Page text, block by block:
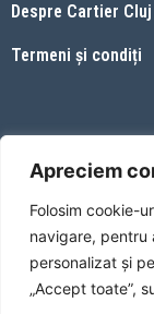
Apreciem
Folosim cookie-
navigare, pentru
personalizat și
„Accept toate”,
Despre Cartier Cluj
Termeni și condiți
Web